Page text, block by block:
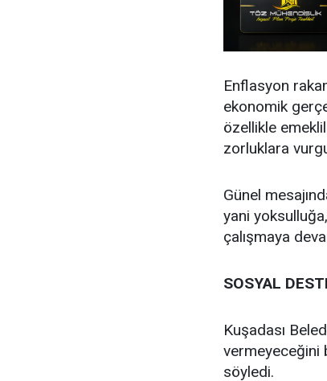
Enflasyon
ekonomik
özellikle
zorluklara
Günel
yani
çalışmaya
SOSYAL
Kuşadası
vermeyeceğini
söyledi.